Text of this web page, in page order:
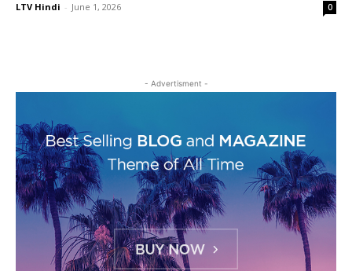
LTV Hindi - June 1, 2026 0
- Advertisment -